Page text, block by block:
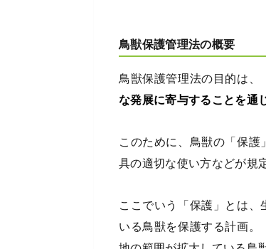
鳥獣保護管理法の概要
鳥獣保護管理法の目的は、
な発展に寄与することを通
このために、鳥獣の「保
具の適切な使い方などが規
ここでいう「保護」とは
いる鳥獣を保護する計画。